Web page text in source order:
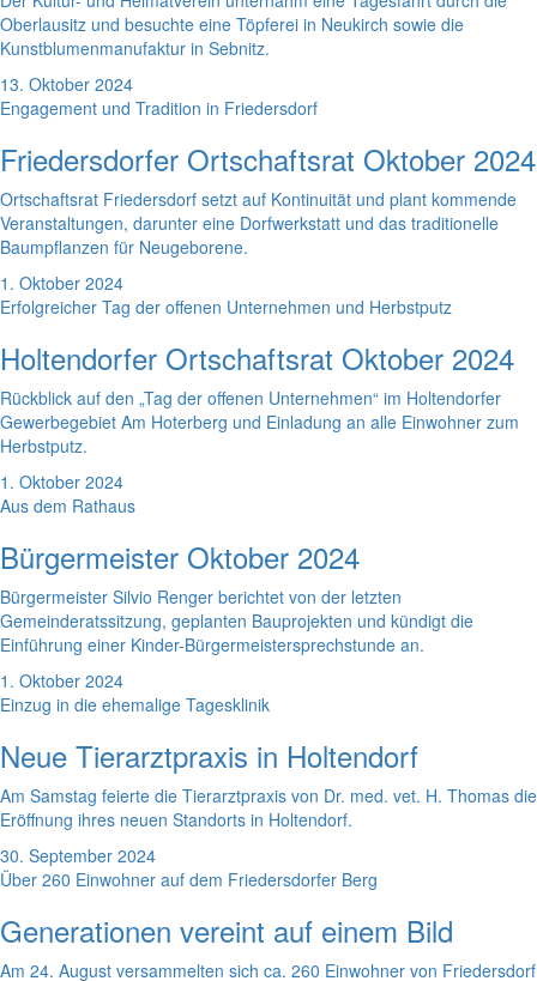
Oberlausitz und besuchte eine Töpferei in Neukirch sowie die
Kunstblumenmanufaktur in Sebnitz.
13. Oktober 2024
Engagement und Tradition in Friedersdorf
Friedersdorfer Ortschaftsrat Oktober 2024
Ortschaftsrat Friedersdorf setzt auf Kontinuität und plant kommende
Veranstaltungen, darunter eine Dorfwerkstatt und das traditionelle
Baumpflanzen für Neugeborene.
1. Oktober 2024
Erfolgreicher Tag der offenen Unternehmen und Herbstputz
Holtendorfer Ortschaftsrat Oktober 2024
Rückblick auf den „Tag der offenen Unternehmen“ im Holtendorfer
Gewerbegebiet Am Hoterberg und Einladung an alle Einwohner zum
Herbstputz.
1. Oktober 2024
Aus dem Rathaus
Bürgermeister Oktober 2024
Bürgermeister Silvio Renger berichtet von der letzten
Gemeinderatssitzung, geplanten Bauprojekten und kündigt die
Einführung einer Kinder-Bürgermeistersprechstunde an.
1. Oktober 2024
Einzug in die ehemalige Tagesklinik
Neue Tierarztpraxis in Holtendorf
Am Samstag feierte die Tierarztpraxis von Dr. med. vet. H. Thomas die
Eröffnung ihres neuen Standorts in Holtendorf.
30. September 2024
Über 260 Einwohner auf dem Friedersdorfer Berg
Generationen vereint auf einem Bild
Am 24. August versammelten sich ca. 260 Einwohner von Friedersdorf